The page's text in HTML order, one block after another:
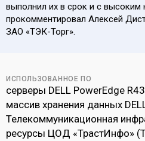
выполнил их в срок и с высоким
прокомментировал Алексей
ЗАО «ТЭК-Торг».
ИСПОЛЬЗОВАННОЕ ПО
серверы DELL PowerEdge
массив хранения данных
Телекоммуникационная
ресурсы ЦОД «ТрастИнфо»